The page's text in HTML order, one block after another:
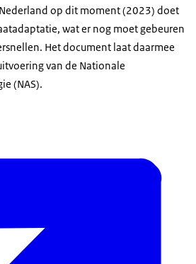
op dit moment (2023) doet
wat er nog moet gebeuren
Het document laat daarmee
van de Nationale
(NAS).